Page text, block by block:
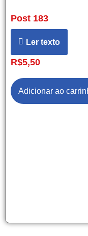
Post 183
Ler texto
R$5,50
Adicionar ao